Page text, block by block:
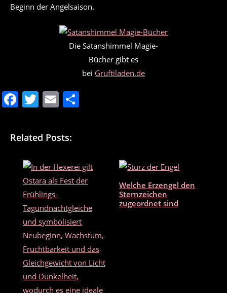
Beginn der Angelsaison.
Die Satanshimmel Magie-
Bücher gibt es
bei Gruftiladen.de
F
c
e
b
o
o
k
T
itt
er
E
ai
l
Related Posts:
Welche Erzengel den
Sternzeichen
zugeordnet sind